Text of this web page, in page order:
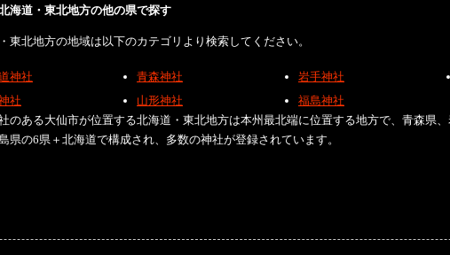
海道・東北地方の他の県で探す
東北地方の地域は以下のカテゴリより検索してください。
神社 青森神社 岩手神社
社
山形神社
福島神社
のある大仙市が位置する北海道・東北地方は本州最北端に位置する地方で、青森県
県の6県＋北海道で構成され、多数の神社が登録されています。